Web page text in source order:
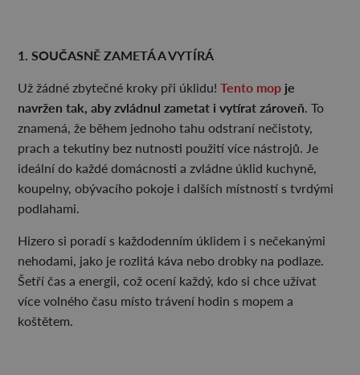
1. SOUČASNĚ ZAMETÁ A VYTÍRÁ
Už žádné zbytečné kroky při úklidu!Tento mop je
navržen tak, aby zvládnul zametat i vytírat zároveň. To
znamená, že během jednoho tahu odstraní nečistoty,
prach a tekutiny bez nutnosti použití více nástrojů. Je
ideální do každé domácnosti a zvládne úklid kuchyně,
koupelny, obývacího pokoje i dalších místností s tvrdými
podlahami.
Hizero si poradí s každodenním úklidem i s nečekanými
nehodami, jako je rozlitá káva nebo drobky na podlaze.
Šetří čas a energii, což ocení každý, kdo si chce užívat
více volného času místo trávení hodin s mopem a
koštětem.